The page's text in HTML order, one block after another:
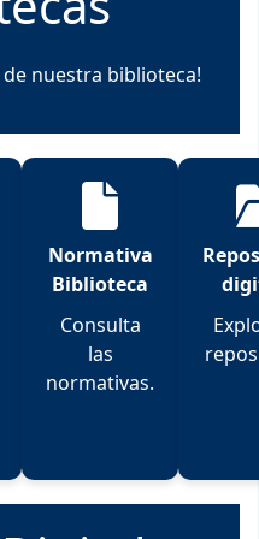
nuestra biblioteca!
Normativa
Biblioteca
Consulta
las
normativas.